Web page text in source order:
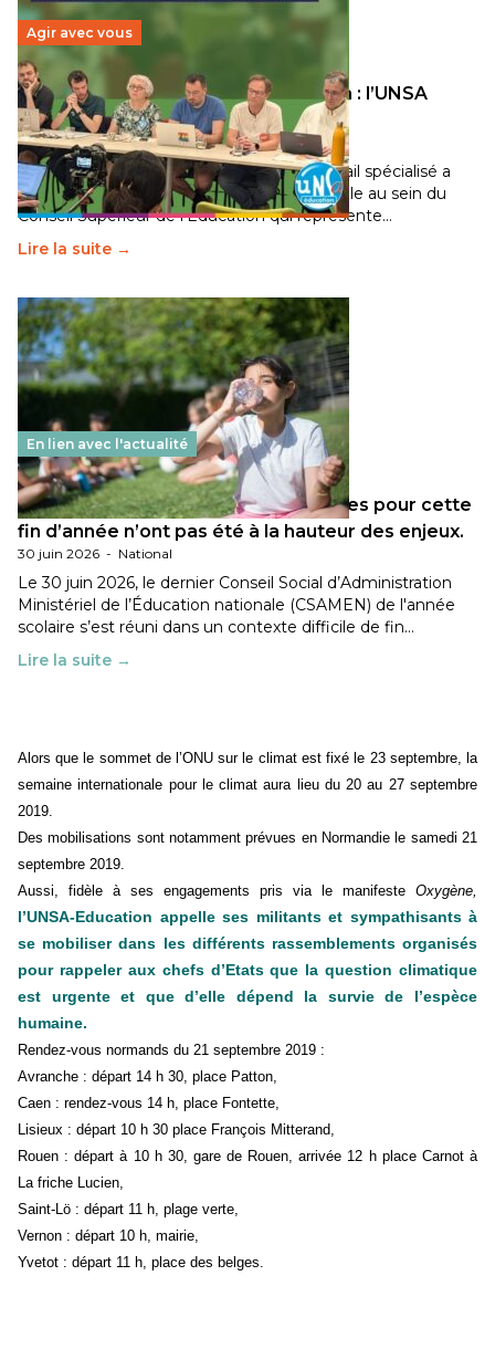
Agir avec vous
Transition écologique de l’éducation : l’UNSA
Éducation fait bouger les lignes
30 juin 2026-National
Pendant plusieurs mois, un groupe de travail spécialisé a
travaillé sur la transition écologique de l’Ecole au sein du
Conseil Supérieur de l’Éducation qui représente…
Lire la suite →
En lien avec l'actualité
Les décisions ministérielles attendues pour cette
fin d’année n’ont pas été à la hauteur des enjeux.
30 juin 2026 - National
Le 30 juin 2026, le dernier Conseil Social d’Administration
Ministériel de l’Éducation nationale (CSAMEN) de l'année
scolaire s’est réuni dans un contexte difficile de fin…
Lire la suite →
Alors que le sommet de l’ONU sur le climat est fixé le 23 septembre, la
semaine internationale pour le climat aura lieu du 20 au 27 septembre
2019.
Des mobilisations sont notamment prévues en Normandie le samedi 21
septembre 2019.
Aussi, fidèle à ses engagements pris via le manifeste Oxygène,
l’UNSA-Education appelle ses militants et sympathisants à
se mobiliser dans les différents rassemblements organisés
pour rappeler aux chefs d’Etats que la question climatique
est urgente et que d’elle dépend la survie de l’espèce
humaine.
Rendez-vous normands du 21 septembre 2019 :
Avranche : départ 14 h 30, place Patton,
Caen : rendez-vous 14 h, place Fontette,
Lisieux : départ 10 h 30 place François Mitterand,
Rouen : départ à 10 h 30, gare de Rouen, arrivée 12 h place Carnot à
La friche Lucien,
Saint-Lö : départ 11 h, plage verte,
Vernon : départ 10 h, mairie,
Yvetot : départ 11 h, place des belges.